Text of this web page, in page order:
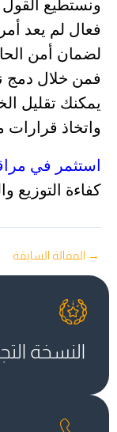
ونستطيع القول
فعال لم يعد
لضمان أمن
فمن خلال دمج
يمكنك تقليل
واتخاذ قرارات
استثمر في
كفاءة التوزيع
→ المقالة السابقة
النسخة